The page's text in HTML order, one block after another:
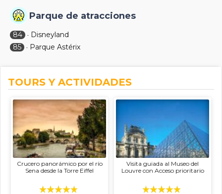
Parque de atracciones
84 - Disneyland
85 - Parque Astérix
TOURS Y ACTIVIDADES
Crucero panorámico por el río
Sena desde la Torre Eiffel
Visita guiada al Museo del
Louvre con Acceso prioritario